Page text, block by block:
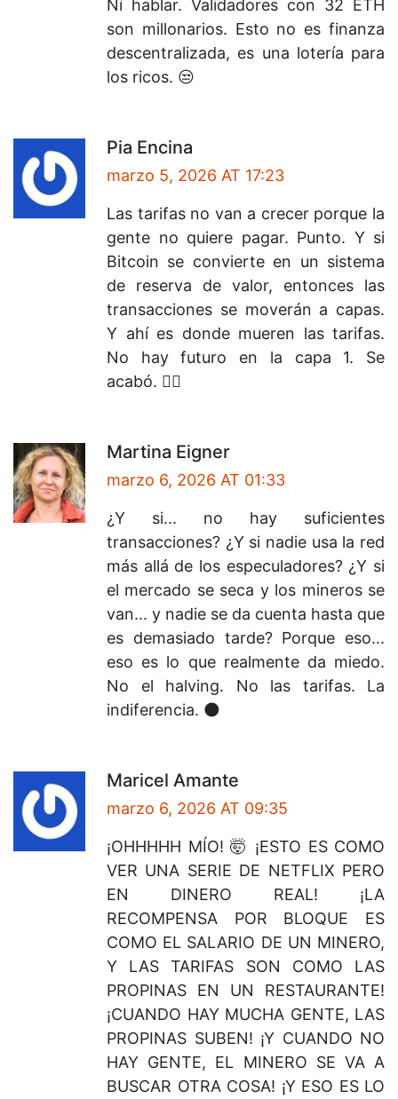
Ni hablar. Validadores con 32 ETH
son millonarios. Esto no es finanza
descentralizada, es una lotería para
los ricos. 😒
Pia Encina
marzo 5, 2026 AT 17:23
Las tarifas no van a crecer porque la
gente no quiere pagar. Punto. Y si
Bitcoin se convierte en un sistema
de reserva de valor, entonces las
transacciones se moverán a capas.
Y ahí es donde mueren las tarifas.
No hay futuro en la capa 1. Se
acabó. 🤷‍♂️
Martina Eigner
marzo 6, 2026 AT 01:33
¿Y si... no hay suficientes
transacciones? ¿Y si nadie usa la red
más allá de los especuladores? ¿Y si
el mercado se seca y los mineros se
van... y nadie se da cuenta hasta que
es demasiado tarde? Porque eso...
eso es lo que realmente da miedo.
No el halving. No las tarifas. La
indiferencia. 🌑
Maricel Amante
marzo 6, 2026 AT 09:35
¡OHHHHH MÍO! 🤯 ¡ESTO ES COMO
VER UNA SERIE DE NETFLIX PERO
EN DINERO REAL! ¡LA
RECOMPENSA POR BLOQUE ES
COMO EL SALARIO DE UN MINERO,
Y LAS TARIFAS SON COMO LAS
PROPINAS EN UN RESTAURANTE!
¡CUANDO HAY MUCHA GENTE, LAS
PROPINAS SUBEN! ¡Y CUANDO NO
HAY GENTE, EL MINERO SE VA A
BUSCAR OTRA COSA! ¡Y ESO ES LO